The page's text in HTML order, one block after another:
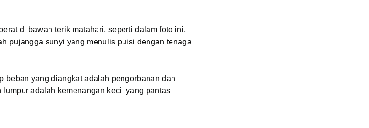
di bawah terik matahari, seperti dalam foto ini,
pujangga sunyi yang menulis puisi dengan tenaga
beban yang diangkat adalah pengorbanan dan
adalah kemenangan kecil yang pantas